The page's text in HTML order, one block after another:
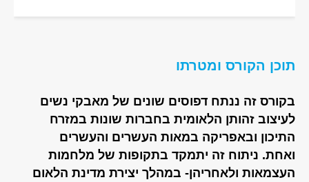
תוכן הקורס ומטרתו
בקורס זה ננתח דפוסים שונים של מאבקי נשים
לעיצוב זהותן הלאומית בחברות שונות במזרח
התיכון ובאפריקה במאות העשרים והעשרים
ואחת. ניתוח זה יתמקד בתקופות של מלחמות
העצמאות ולאחריהן- במהלך יצירת מדינת הלאום